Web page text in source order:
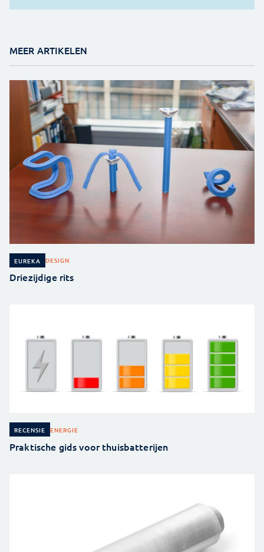
MEER ARTIKELEN
EUREKA DESIGN
Driezijdige rits
RECENSIE ENERGIE
Praktische gids voor thuisbatterijen